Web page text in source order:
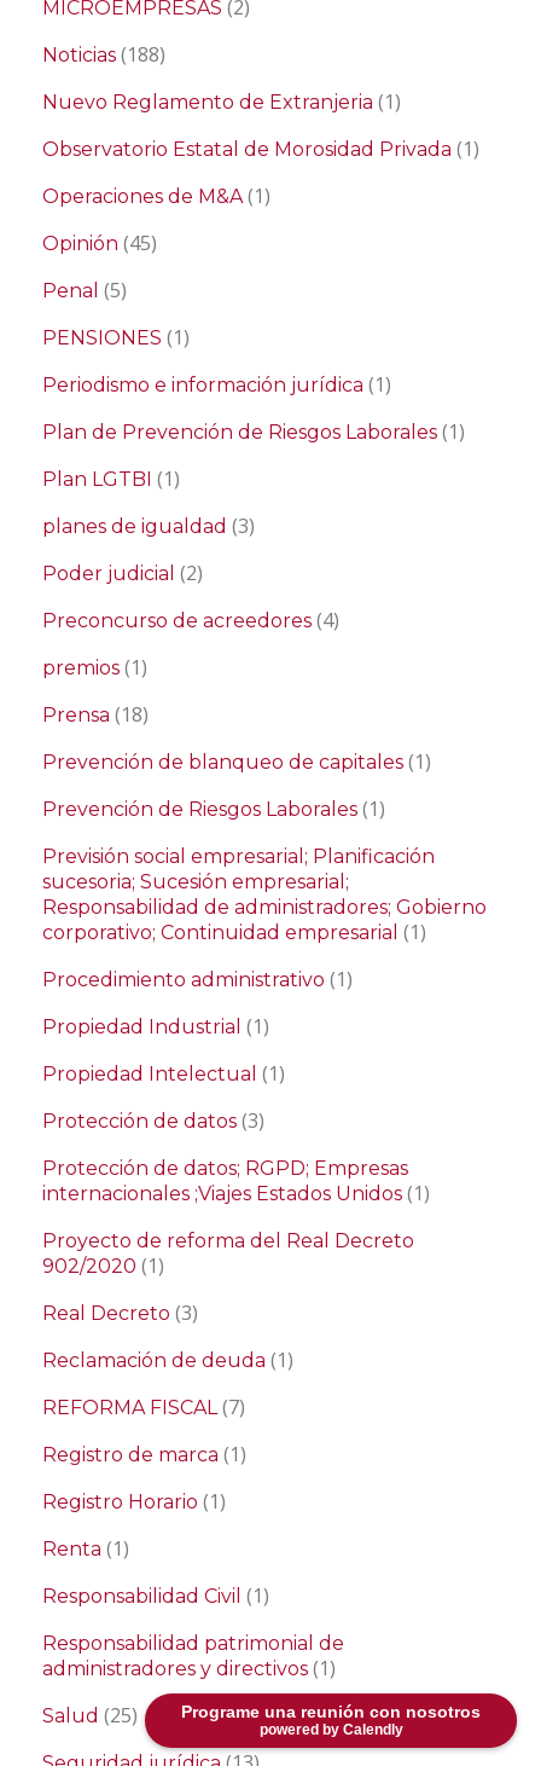
Programe una reunión con nosotros
powered by Calendly
MICROEMPRESAS (2)
Noticias (188)
Nuevo Reglamento de Extranjeria (1)
Observatorio Estatal de Morosidad Privada (1)
Operaciones de M&A(1)
Opinión (45)
Penal (5)
PENSIONES (1)
Periodismo e información jurídica (1)
Plan de Prevención de Riesgos Laborales (1)
Plan LGTBI (1)
planes de igualdad (3)
Poder judicial (2)
Preconcurso de acreedores (4)
premios (1)
Prensa (18)
Prevención de blanqueo de capitales (1)
Prevención de Riesgos Laborales (1)
Previsión social empresarial; Planificación
sucesoria; Sucesión empresarial;
Responsabilidad de administradores; Gobierno
corporativo; Continuidad empresarial (1)
Procedimiento administrativo (1)
Propiedad Industrial (1)
Propiedad Intelectual (1)
Protección de datos (3)
Protección de datos; RGPD; Empresas
internacionales ;Viajes Estados Unidos (1)
Proyecto de reforma del Real Decreto
902/2020 (1)
Real Decreto (3)
Reclamación de deuda (1)
REFORMA FISCAL(7)
Registro de marca (1)
Registro Horario (1)
Renta (1)
Responsabilidad Civil (1)
Responsabilidad patrimonial de
administradores y directivos (1)
Salud (25)